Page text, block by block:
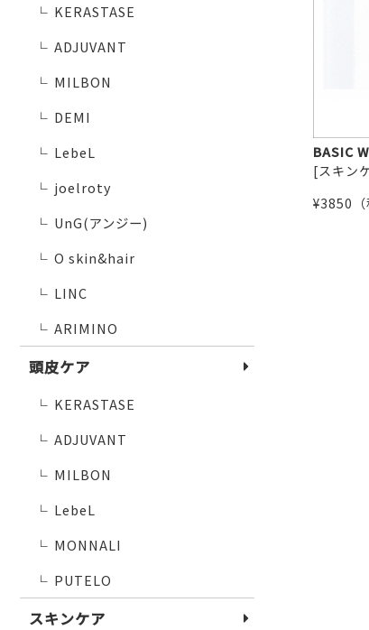
└ KERASTASE
└ ADJUVANT
└ MILBON
└ DEMI
└ LebeL
└ joelroty
└ UnG(アンジー)
└ O skin&hair
└ LINC
└ ARIMINO
頭皮ケア
└ KERASTASE
└ ADJUVANT
└ MILBON
└ LebeL
└ MONNALI
└ PUTELO
スキンケア